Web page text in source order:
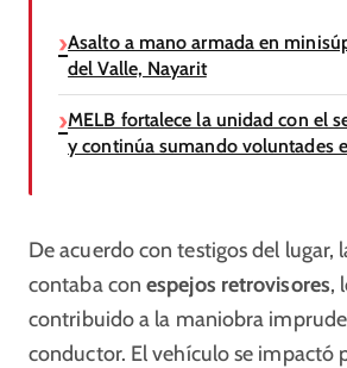
Asalto a mano armada en
del Valle, Nayarit
MELB fortalece la unidad con el
y continúa sumando voluntades
De acuerdo con testigos del lugar,
contaba conespejos retrovisores,
contribuido a la maniobra
conductor. El vehículo se impactó